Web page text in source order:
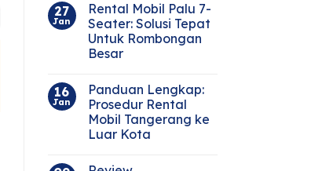
27
Jan
Rental Mobil Palu 7-
Seater: Solusi Tepat
Untuk Rombongan
Besar
16
Jan
Panduan Lengkap:
Prosedur Rental
Mobil Tangerang ke
Luar Kota